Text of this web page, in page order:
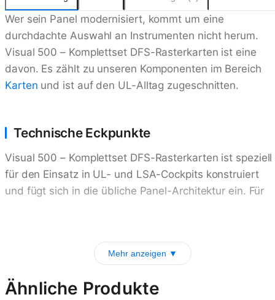
Wer sein Panel modernisiert, kommt um eine
durchdachte Auswahl an Instrumenten nicht herum.
Visual 500 – Komplettset DFS-Rasterkarten ist eine
davon. Es zählt zu unseren Komponenten im Bereich
Karten und ist auf den UL-Alltag zugeschnitten.
Technische Eckpunkte
Visual 500 – Komplettset DFS-Rasterkarten ist speziell
für den Einsatz in UL- und LSA-Cockpits konstruiert
und fügt sich in die übliche Panel-Architektur ein. Für
Mehr anzeigen ▼
Ähnliche Produkte